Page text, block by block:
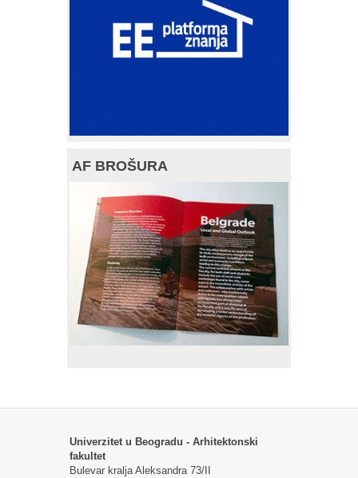
AF BROŠURA
Univerzitet u Beogradu - Arhitektonski
fakultet
Bulevar kralja Aleksandra 73/II